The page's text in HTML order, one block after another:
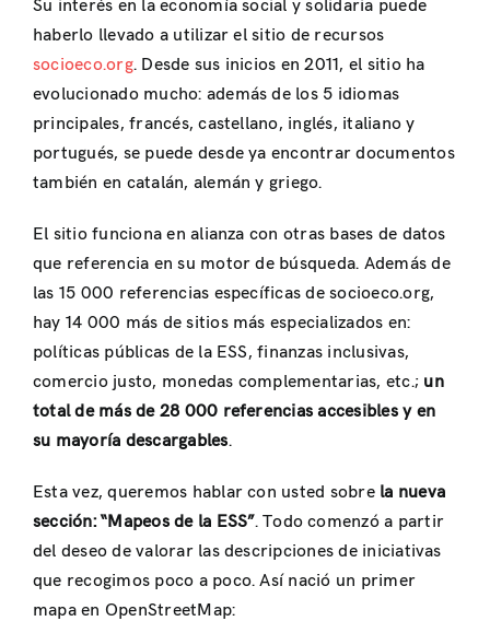
Su interés en la economía social y solidaria puede
haberlo llevado a utilizar el sitio de recursos
socioeco.org. Desde sus inicios en 2011, el sitio ha
evolucionado mucho: además de los 5 idiomas
principales, francés, castellano, inglés, italiano y
portugués, se puede desde ya encontrar documentos
también en catalán, alemán y griego.
El sitio funciona en alianza con otras bases de datos
que referencia en su motor de búsqueda. Además de
las 15 000 referencias específicas de socioeco.org,
hay 14 000 más de sitios más especializados en:
políticas públicas de la ESS, finanzas inclusivas,
comercio justo, monedas complementarias, etc.; un
total de más de 28 000 referencias accesibles y en
su mayoría descargables.
Esta vez, queremos hablar con usted sobre la nueva
sección: “Mapeosde la ESS”. Todo comenzó a partir
del deseo de valorar las descripciones de iniciativas
que recogimos poco a poco. Así nació un primer
mapa en OpenStreetMap: